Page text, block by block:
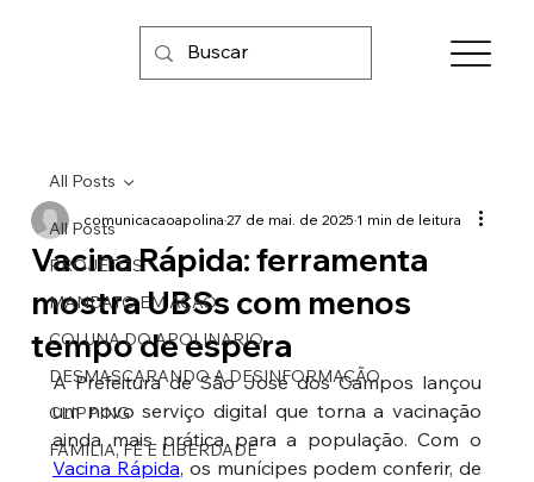
All Posts
PROJETOS
MANDATO EM AÇÃO
COLUNA DO APOLINARIO
DESMASCARANDO A DESINFORMAÇÃO
CLIPPING
FAMÍLIA, FÉ E LIBERDADE
All Posts
Vacina Rápida: ferramenta
mostra UBSs com menos
tempo de espera
comunicacaoapolina27 de mai. de 20251 min de leitura
A Prefeitura de São José dos Campos lançou
um novo serviço digital que torna a vacinação
Vacina Rápida, os munícipes podem conferir, de